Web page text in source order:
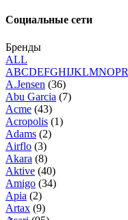
Социальные сети
Бренды
ALL
ABCDEFGHIJKLMNOPR
A.Jensen (36)
Abu Garcia (7)
Acme (43)
Acropolis (1)
Adams (2)
Airflo (3)
Akara (8)
Aktive (40)
Amigo (34)
Apia (2)
Artax (9)